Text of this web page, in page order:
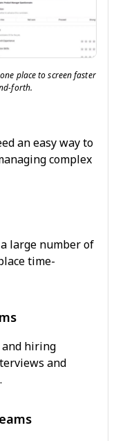
place to screen faster
forth.
an easy way to
complex
large number of
time-
hiring
and